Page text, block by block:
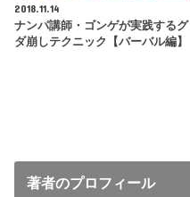
2018.11.14
ナンパ講師・ゴンゲが実践するグ
ダ崩しテクニック【バーバル編】
著者のプロフィール